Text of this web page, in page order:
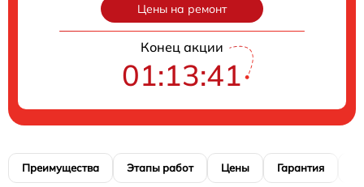
Цены на ремонт
Конец акции
01:13:41
Преимущества Этапы работ Цены Гарантия